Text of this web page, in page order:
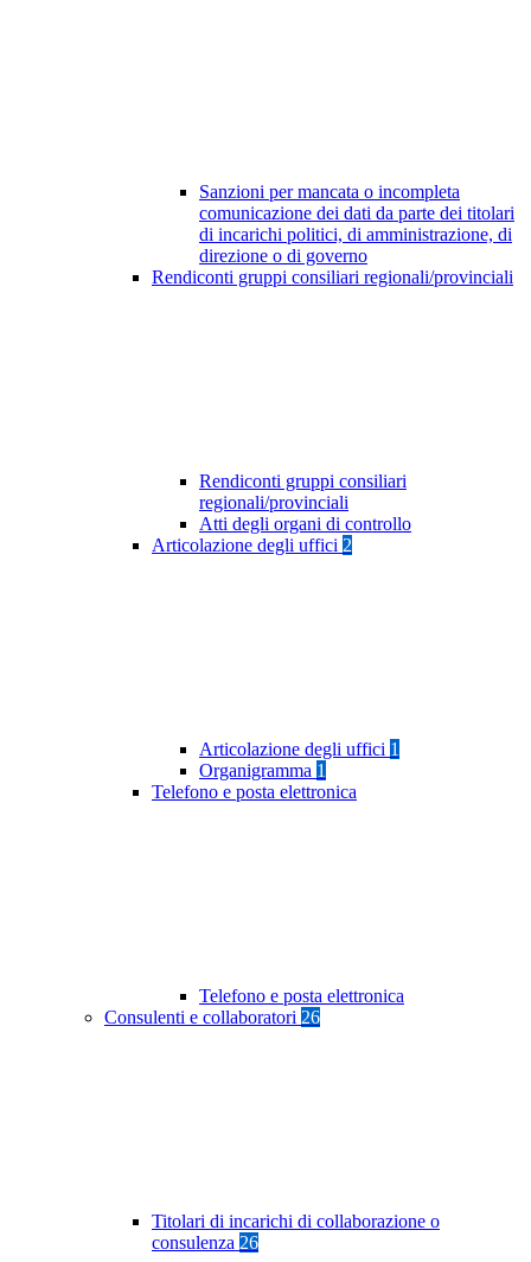
Sanzioni per mancata o incompleta
comunicazione dei dati da parte dei titolari
di incarichi politici, di amministrazione, di
direzione o di governo
Rendiconti gruppi consiliari regionali/provinciali
Rendiconti gruppi consiliari
regionali/provinciali
Atti degli organi di controllo
Articolazione degli uffici 2
Articolazione degli uffici 1
Organigramma 1
Telefono e posta elettronica
Telefono e posta elettronica
Consulenti e collaboratori 26
Titolari di incarichi di collaborazione o
consulenza 26